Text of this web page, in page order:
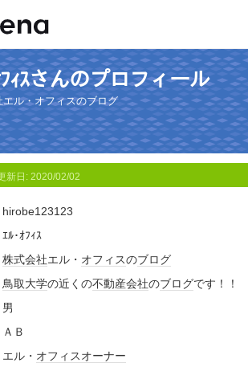
ｨｽさんのプロフィール
エル・オフィスのブログ
新日: 2020/02/02
hirobe123123
ｴﾙ･ｵﾌｨｽ
株式会社エル・ オフィスのブログ
鳥取大学の近くの不動産会社のブログです！！
男
ＡＢ
エル・ オフィスオーナー